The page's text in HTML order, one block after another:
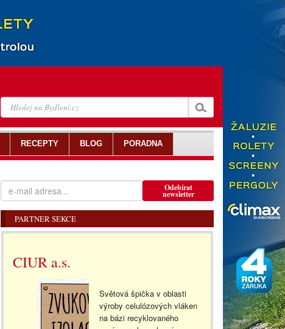
Odebírat
newsletter
PARTNER SEKCE
CIUR a.s.
Světová špička v oblasti
výroby celulózových vláken
na bázi recyklovaného
RECEPTY BLOG PORADNA